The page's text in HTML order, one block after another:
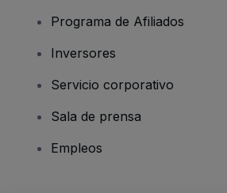
Programa de Afiliados
Inversores
Servicio corporativo
Sala de prensa
Empleos